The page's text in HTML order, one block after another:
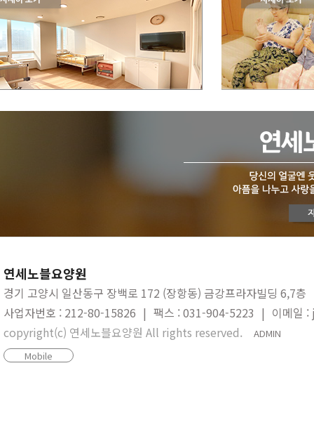
연세노블요양원
경기 고양시 일산동구 장백로 172 (장항동) 금강프라자빌딩 6,7층
사업자번호 : 212-80-15826 | 팩스 : 031-904-5223 | 이메일
copyright(c) 연세노블요양원 All rights reserved.
ADMIN
Mobile